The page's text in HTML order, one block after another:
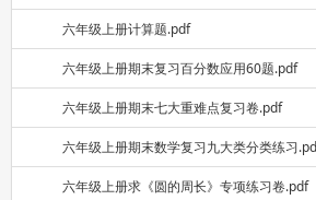
六年级上册计算题.pdf
六年级上册期末复习百分数应用60题.pdf
六年级上册期末七大重难点复习卷.pdf
六年级上册期末数学复习九大类分类练习
六年级上册求《圆的周长》专项练习卷.pdf